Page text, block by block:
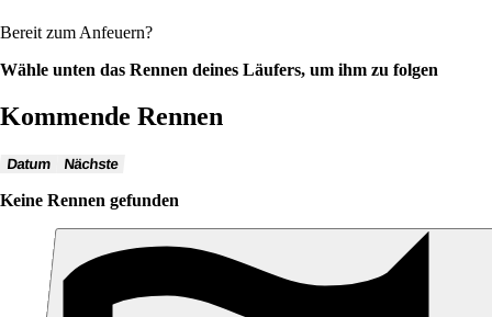
Bereit zum Anfeuern?
Wähle unten das Rennen deines Läufers, um ihm zu folgen
Kommende Rennen
Datum Nächste
Keine Rennen gefunden